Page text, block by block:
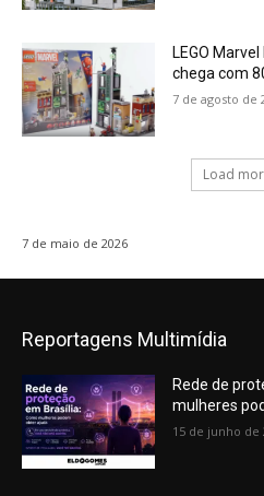
LEGO
chega com
7 de agosto de
Load
7 de maio de 2026
Reportagens Multimídia
Rede de
mulheres
15 de junho de